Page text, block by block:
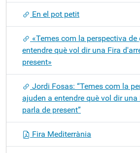
En el pot petit
«Temes com la perspectiva de
entendre què vol dir una Fira
present»
Jordi Fosas: “Temes com la
ajuden a entendre què vol dir una
parla de present”
Fira Mediterrània